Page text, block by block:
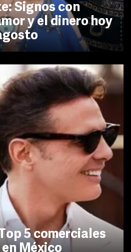
Signos con
y el dinero hoy
5 comerciales
México